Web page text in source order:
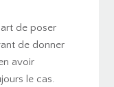
de poser
de donner
avoir
le cas.